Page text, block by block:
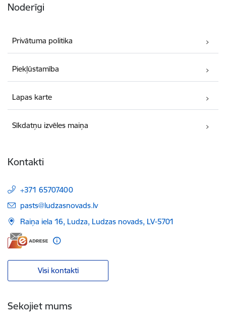
Noderīgi
Privātuma politika
Piekļūstamība
Lapas karte
Sīkdatņu izvēles maiņa
Kontakti
+371 65707400
E-pasts:
pasts@ludzasnovads.lv
Raiņa iela 16, Ludza, Ludzas novads, LV-5701
Visi kontakti
Sekojiet mums